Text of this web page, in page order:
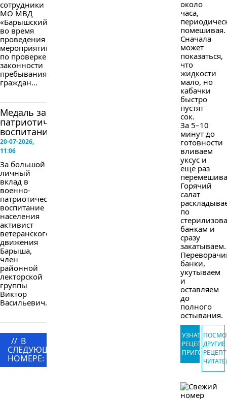
сотрудники
МО МВД
«Барышский»
во время
проведения
мероприятий
по проверке
законности
пребывания
граждан...
Медаль за
патриотическое
воспитание
20-07-2026,
11:06
За большой
личный
вклад в
военно-
патриотическое
воспитание
населения
активист
ветеранского
движения
Барыша,
член
районной
лекторской
группы
Виктор
Васильевич...
// В
СЛЕДУЮЩЕМ
НОМЕРЕ:
около
часа,
помешивая.
Сначала
может
показаться,
что
жидкости
мало, но
кабачки
быстро
пустят
сок.
За 5–10
минут до
готовности
вливаем
уксус и
еще раз
Горячий
салат
по
банкам и
сразу
закатываем.
банки,
укутываем
и
оставляем
до
полного
остывания.
УЗНАТЬ
РЕЦЕПТДРУГИЕ